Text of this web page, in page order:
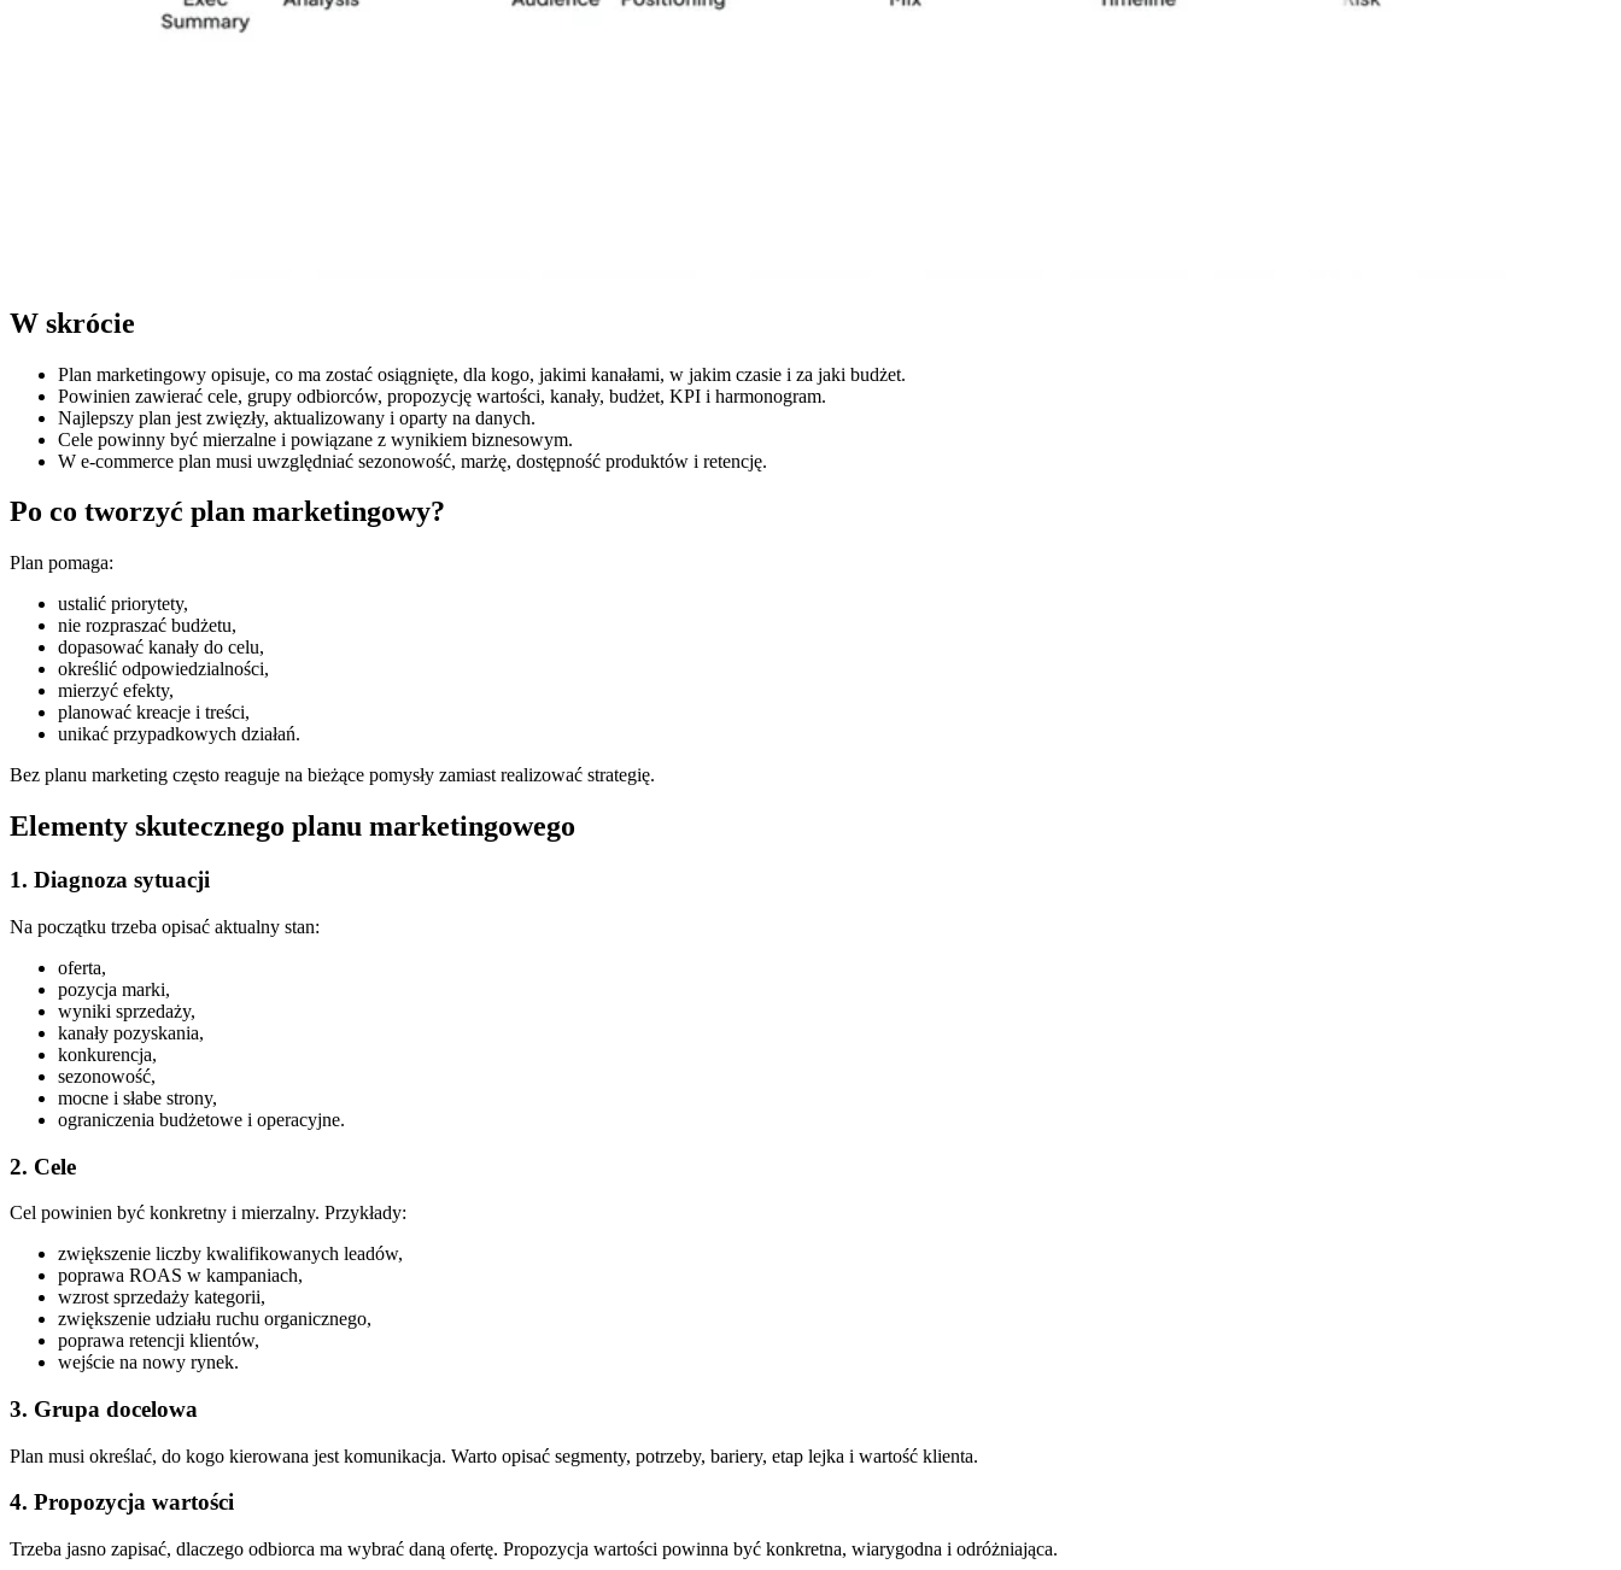
W skrócie
Plan marketingowy opisuje, co ma zostać osiągnięte, dla kogo, jakimi kanałami, w jakim czasie i za jaki budżet.
Powinien zawierać cele, grupy odbiorców, propozycję wartości, kanały, budżet, KPI i harmonogram.
Najlepszy plan jest zwięzły, aktualizowany i oparty na danych.
Cele powinny być mierzalne i powiązane z wynikiem biznesowym.
W e-commerce plan musi uwzględniać sezonowość, marżę, dostępność produktów i retencję.
Po co tworzyć plan marketingowy?
Plan pomaga:
ustalić priorytety,
nie rozpraszać budżetu,
dopasować kanały do celu,
określić odpowiedzialności,
mierzyć efekty,
planować kreacje i treści,
unikać przypadkowych działań.
Bez planu marketing często reaguje na bieżące pomysły zamiast realizować strategię.
Elementy skutecznego planu marketingowego
1. Diagnoza sytuacji
Na początku trzeba opisać aktualny stan:
oferta,
pozycja marki,
wyniki sprzedaży,
kanały pozyskania,
konkurencja,
sezonowość,
mocne i słabe strony,
ograniczenia budżetowe i operacyjne.
2. Cele
Cel powinien być konkretny i mierzalny. Przykłady:
zwiększenie liczby kwalifikowanych leadów,
poprawa ROAS w kampaniach,
wzrost sprzedaży kategorii,
zwiększenie udziału ruchu organicznego,
poprawa retencji klientów,
wejście na nowy rynek.
3. Grupa docelowa
Plan musi określać, do kogo kierowana jest komunikacja. Warto opisać segmenty, potrzeby, bariery, etap lejka i wartość klienta.
4. Propozycja wartości
Trzeba jasno zapisać, dlaczego odbiorca ma wybrać daną ofertę. Propozycja wartości powinna być konkretna, wiarygodna i odróżniająca.